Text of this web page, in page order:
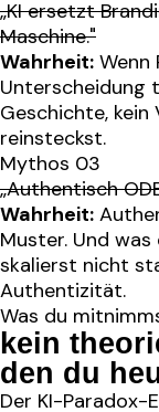
„KI ersetzt
Maschine."
Wahrheit:
Unterscheidung
Geschichte,
reinsteckst.
Mythos 03
„Authentisch
Wahrheit:
Muster. Und
skalierst nicht
Authentizität.
Was du
kein
den du
Der KI-Paradox-